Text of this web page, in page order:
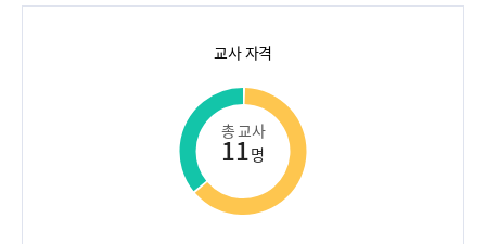
교사 자격
총 교사
11명